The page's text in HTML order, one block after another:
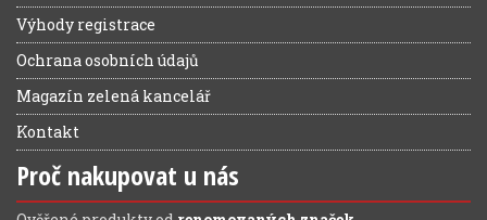
Výhody registrace
Ochrana osobních údajů
Magazín zelená kancelář
Kontakt
Proč nakupovat u nás